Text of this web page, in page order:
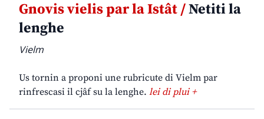
Gnovis vielis par la Istât /Netiti la
lenghe
Vielm
Us tornin a proponi une rubricute di Vielm par
rinfrescasi il cjâf su la lenghe. lei di plui +